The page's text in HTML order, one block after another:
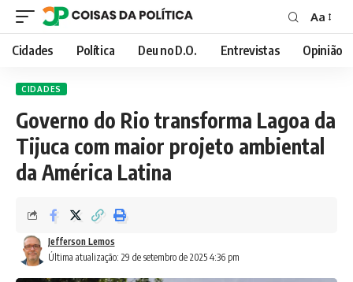
Font
Resizer
Aa
Cidades Política Deu no D.O. Entrevistas Opinião
CIDADES
Governo do Rio transforma Lagoa da
Tijuca com maior projeto ambiental
da América Latina
Última atualização: 29 de setembro de 2025 4:36 pm
Jefferson Lemos